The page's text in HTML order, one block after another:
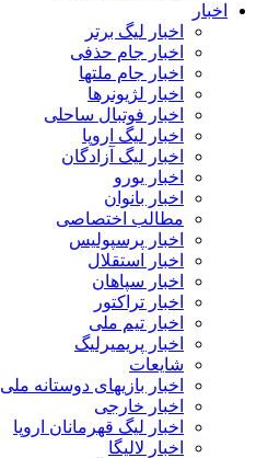
اخبار
اخبار لیگ برتر
اخبار جام حذفی
اخبار جام ملتها
اخبار لژیونرها
اخبار فوتبال ساحلی
اخبار لیگ اروپا
اخبار لیگ آزادگان
اخبار یورو
اخبار بانوان
مطالب اختصاصی
اخبار پرسپولیس
اخبار استقلال
اخبار سپاهان
اخبار تراکتور
اخبار تیم ملی
اخبار پریمیرلیگ
شایعات
اخبار بازیهای دوستانه ملی
اخبار خارجی
اخبار لیگ قهرمانان اروپا
اخبار لالیگا